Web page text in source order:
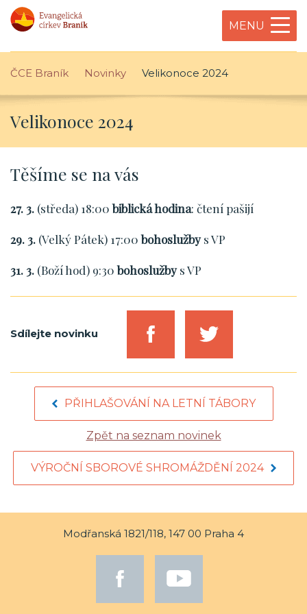
MENU
ČCE Braník Novinky Velikonoce 2024
Velikonoce 2024
Těšíme se na vás
27. 3. (středa) 18:00biblická hodina: čtení pašijí
29. 3. (Velký Pátek) 17:00bohoslužbys VP
31. 3. (Boží hod) 9:30bohoslužbys VP
Sdílejte novinku
PŘIHLAŠOVÁNÍ NA LETNÍ TÁBORY
Zpět na seznam novinek
VÝROČNÍ SBOROVÉ SHROMÁŽDĚNÍ 2024
Modřanská 1821/118, 147 00 Praha 4